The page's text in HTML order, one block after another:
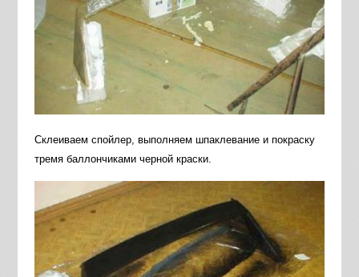
Склеиваем спойлер, выполняем шпаклевание и покраску
тремя баллончиками черной краски.